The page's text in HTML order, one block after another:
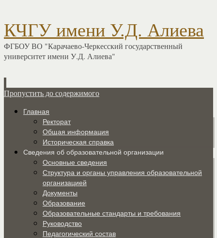
КЧГУ имени У.Д. Алиева
ФГБОУ ВО "Карачаево-Черкесский государственный
университет имени У.Д. Алиева"
Пропустить до содержимого
Главная
Ректорат
Общая информация
Историческая справка
Сведения об образовательной организации
Основные сведения
Структура и органы управления образовательной
организацией
Документы
Образование
Образовательные стандарты и требования
Руководство
Педагогический состав